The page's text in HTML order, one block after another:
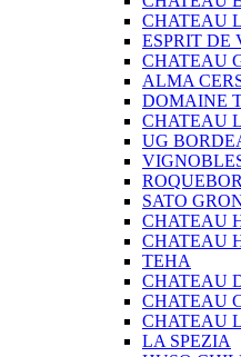
CHATEAU
ESPRIT DE
CHATEAU
ALMA
DOMAINE
CHATEAU
UG
SATO
CHATEAU
CHATEAU
TEHA
CHATEAU
CHATEAU
CHATEAU
LA SPEZIA